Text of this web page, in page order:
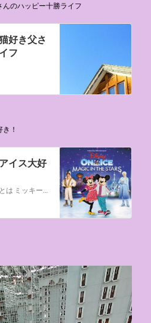
のハッピー十勝ライフ
好き父さ
フ
！
イス大好
ディズニー・オン・アイスとは ミッキーマウスやミニーマウスをはじめ、たくさんのディズニーキャラクターが登場し、世代を超えて愛され続けている、氷の上のミュージカルショーです。